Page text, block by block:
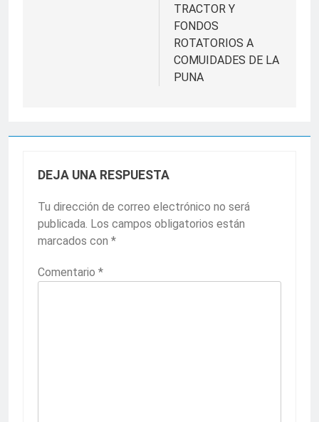
TRACTOR Y
FONDOS
ROTATORIOS A
COMUIDADES DE LA
PUNA
DEJA UNA RESPUESTA
Tu dirección de correo electrónico no será
publicada. Los campos obligatorios están
marcados con *
Comentario *